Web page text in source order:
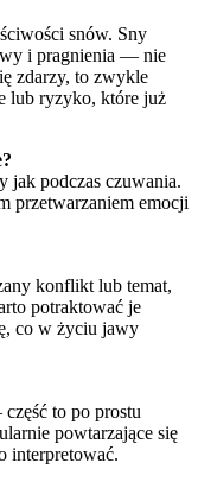
snów. Sny
i pragnienia — nie
zdarzy, to zwykle
lub ryzyko, które już
jak podczas czuwania.
przetwarzaniem emocji
konflikt lub temat,
potraktować je
co w życiu jawy
to po prostu
powtarzające się
interpretować.